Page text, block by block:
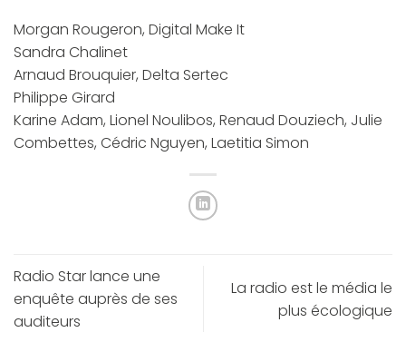
Morgan Rougeron, Digital Make It
Sandra Chalinet
Arnaud Brouquier, Delta Sertec
Philippe Girard
Karine Adam, Lionel Noulibos, Renaud Douziech, Julie
Combettes, Cédric Nguyen, Laetitia Simon
Radio Star lance une
enquête auprès de ses
auditeurs
La radio est le média le
plus écologique